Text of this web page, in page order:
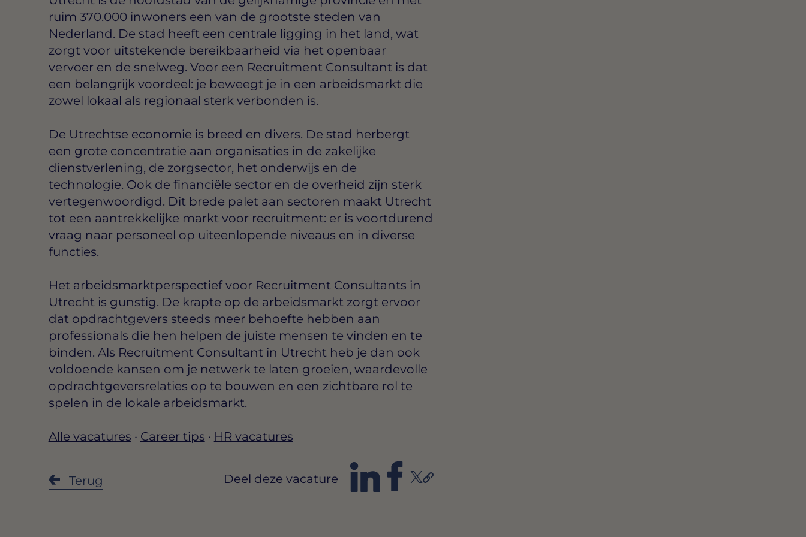
ruim 370.000 inwoners een van de grootste steden van
Nederland. De stad heeft een centrale ligging in het land, wat
zorgt voor uitstekende bereikbaarheid via het openbaar
vervoer en de snelweg. Voor een Recruitment Consultant is dat
een belangrijk voordeel: je beweegt je in een arbeidsmarkt die
zowel lokaal als regionaal sterk verbonden is.
De Utrechtse economie is breed en divers. De stad herbergt
een grote concentratie aan organisaties in de zakelijke
dienstverlening, de zorgsector, het onderwijs en de
technologie. Ook de financiële sector en de overheid zijn sterk
vertegenwoordigd. Dit brede palet aan sectoren maakt Utrecht
tot een aantrekkelijke markt voor recruitment: er is voortdurend
vraag naar personeel op uiteenlopende niveaus en in diverse
functies.
Het arbeidsmarktperspectief voor Recruitment Consultants in
Utrecht is gunstig. De krapte op de arbeidsmarkt zorgt ervoor
dat opdrachtgevers steeds meer behoefte hebben aan
professionals die hen helpen de juiste mensen te vinden en te
binden. Als Recruitment Consultant in Utrecht heb je dan ook
voldoende kansen om je netwerk te laten groeien, waardevolle
opdrachtgeversrelaties op te bouwen en een zichtbare rol te
spelen in de lokale arbeidsmarkt.
Alle vacatures · Career tips · HR vacatures
Terug Deel deze vacature